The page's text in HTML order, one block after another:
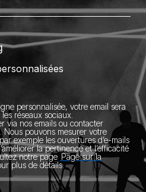
personnalisée, votre email sera
réseaux sociaux.
via nos emails ou contacter
. Nous pouvons mesurer votre
exemple les ouvertures d’e-mails
la pertinence et l’efficacité
notre page Page sur la
plus de détails.